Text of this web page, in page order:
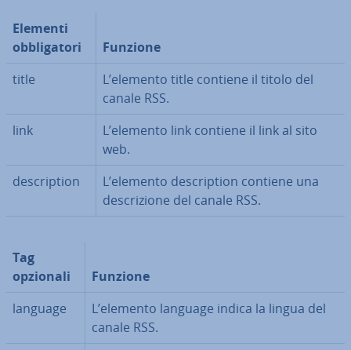
Elementi
ob­bli­ga­to­ri
Funzione
title
L’elemento title contiene il titolo del
canale RSS.
link
L’elemento link contiene il link al sito
web.
de­scrip­tion
L’elemento de­scrip­tion contiene una
de­scri­zio­ne del canale RSS.
Tag
opzionali
Funzione
language
L’elemento language indica la lingua del
canale RSS.